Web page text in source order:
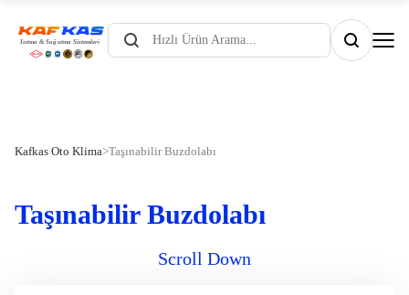
Products
search
Kafkas Oto Klima>Taşınabilir Buzdolabı
Taşınabilir Buzdolabı
Scroll Down